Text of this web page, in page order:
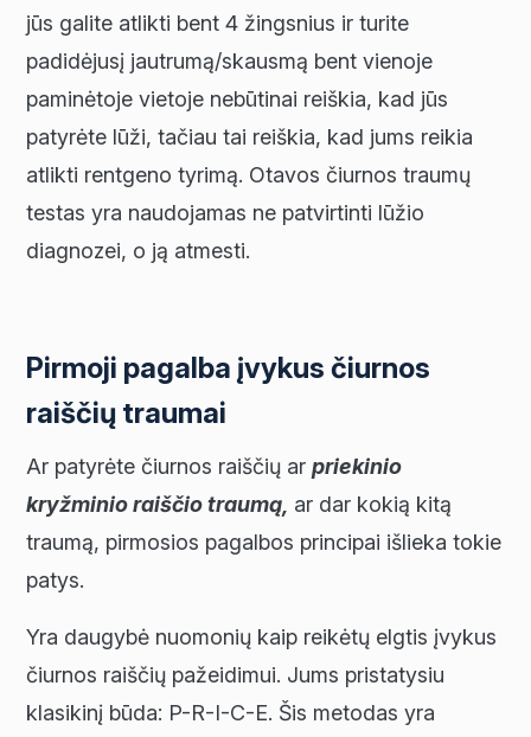
jūs galite atlikti bent 4 žingsnius ir turite
padidėjusį jautrumą/skausmą bent vienoje
paminėtoje vietoje nebūtinai reiškia, kad jūs
patyrėte lūži, tačiau tai reiškia, kad jums reikia
atlikti rentgeno tyrimą. Otavos čiurnos traumų
testas yra naudojamas ne patvirtinti lūžio
diagnozei, o ją atmesti.
Pirmoji pagalba įvykus čiurnos
raiščių traumai
Ar patyrėte čiurnos raiščių arpriekinio
kryžminio raiščio traumą ar dar kokią kitą
traumą, pirmosios pagalbos principai išlieka tokie
patys.
Yra daugybė nuomonių kaip reikėtų elgtis įvykus
čiurnos raiščių pažeidimui. Jums pristatysiu
klasikinį būda: P-R-I-C-E. Šis metodas yra